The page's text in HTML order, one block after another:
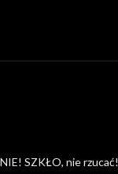
SZKŁO, nie rzucać!